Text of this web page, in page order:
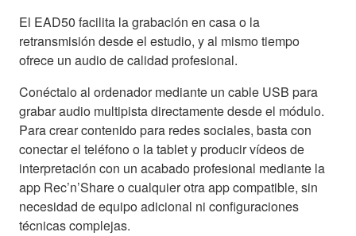
El EAD50 facilita la grabación en casa o la
retransmisión desde el estudio, y al mismo tiempo
ofrece un audio de calidad profesional.
Conéctalo al ordenador mediante un cable USB para
grabar audio multipista directamente desde el módulo.
Para crear contenido para redes sociales, basta con
conectar el teléfono o la tablet y producir vídeos de
interpretación con un acabado profesional mediante la
app Rec’n’Share o cualquier otra app compatible, sin
necesidad de equipo adicional ni configuraciones
técnicas complejas.